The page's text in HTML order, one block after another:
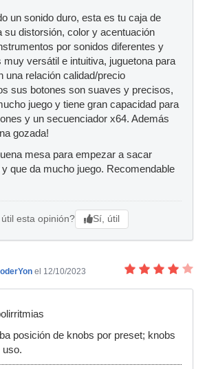
un sonido duro, esta es tu caja de
su distorsión, color y acentuación
por sonidos diferentes y
versátil e intuitiva, juguetona para
una relación calidad/precio
sus botones son suaves y precisos,
juego y tiene gran capacidad para
y un secuenciador x64. Además
gozada!
mesa para empezar a sacar
que da mucho juego. Recomendable
esta opinión? Sí, útil
el 12/10/2023
posición de knobs por preset; knobs
uso.